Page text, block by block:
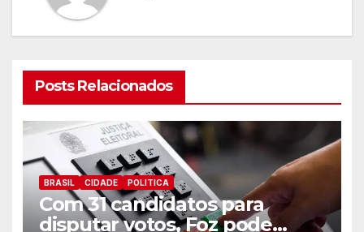
Posts Relacionados
BRASIL CIDADE POLITICA
Com 31 candidatos para
disputar votos, Foz pode